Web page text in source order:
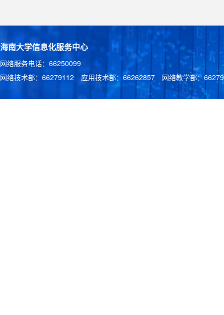
海南大学信息化服务中心
网络服务电话：66250099
网络技术部：66279112 应用技术部：66262857 网络教学部：